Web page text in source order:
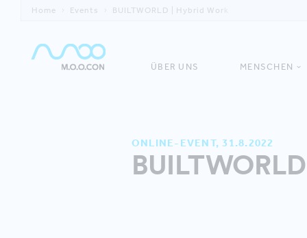
Home Events BUILTWORLD | Hybrid Work
ÜBER UNS MENSCHEN
ONLINE-EVENT, 31.8.2022